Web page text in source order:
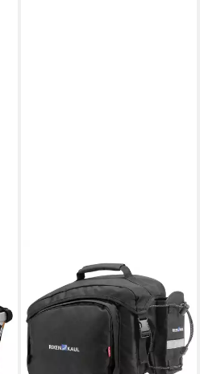
Fahrradtasche Rixen & Kaul,
Klickfix Rackpack 1 Plus für
Racktime schwarz Größe 28x
UVP 115,95 €
-45%
lieferbar - in 4-5 Werktagen bei dir